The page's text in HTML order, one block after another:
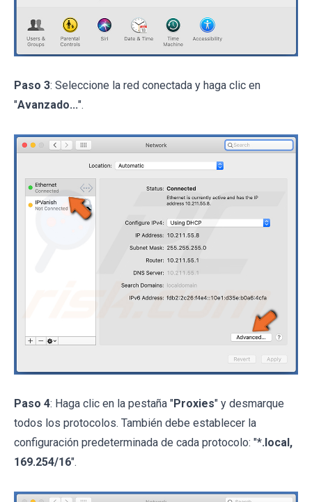
Paso 3: Seleccione la red conectada y haga clic en
"Avanzado...".
Paso 4: Haga clic en la pestaña "Proxies" y desmarque
todos los protocolos. También debe establecer la
configuración predeterminada de cada protocolo: "*.local,
169.254/16".